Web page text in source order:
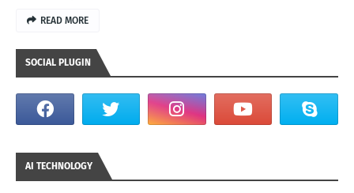
READ MORE
SOCIAL PLUGIN
AI TECHNOLOGY